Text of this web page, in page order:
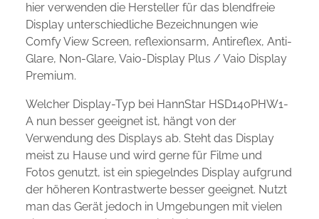
hier verwenden die Hersteller für das blendfreie
Display unterschiedliche Bezeichnungen wie
Comfy View Screen, reflexionsarm, Antireflex, Anti-
Glare, Non-Glare, Vaio-Display Plus / Vaio Display
Premium.
Welcher Display-Typ bei HannStar HSD140PHW1-
A nun besser geeignet ist, hängt von der
Verwendung des Displays ab. Steht das Display
meist zu Hause und wird gerne für Filme und
Fotos genutzt, ist ein spiegelndes Display aufgrund
der höheren Kontrastwerte besser geeignet. Nutzt
man das Gerät jedoch in Umgebungen mit vielen